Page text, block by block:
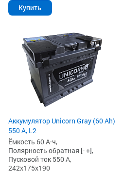
Купить
Аккумулятор Unicorn Gray (60 Ah)
550 А, L2
Ёмкость 60 А·ч,
Полярность обратная [- +],
Пусковой ток 550 А,
242x175x190